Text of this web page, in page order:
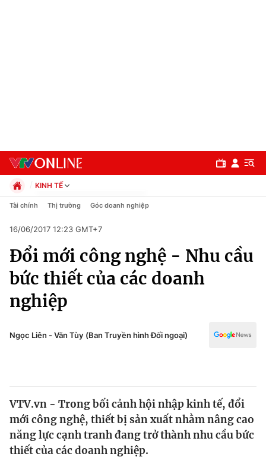
Chuyên mục
Chính trị
Xã hội
Pháp luật
Thế giới
Tin tức
Thế giới đó đây
Kinh tế
KINH TẾ
Chính trị
Pháp luật
Kinh tế
Thể thao
Truyền hình
Văn hóa - Giải trí
Y tế
Công nghệ
Tài chính Thị trường Góc doanh nghiệp
16/06/2017 12:23 GMT+7
Đổi mới công nghệ - Nhu cầu
bức thiết của các doanh
nghiệp
Ngọc Liên - Văn Tùy (Ban Truyền hình Đối ngoại)
VTV.vn - Trong bối cảnh hội nhập kinh tế, đổi
mới công nghệ, thiết bị sản xuất nhằm nâng cao
năng lực cạnh tranh đang trở thành nhu cầu bức
thiết của các doanh nghiệp.